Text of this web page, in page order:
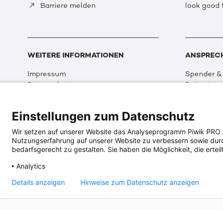
Barriere melden
look good
WEITERE INFORMATIONEN
Impressum
Datenschutz
Erklärung zur Barrierefreiheit
Spender
Event
Medizin &
DKMS
Einstellungen zum Datenschutz
Wir setzen auf unserer Website das Analyseprogramm Piwik
Nutzungserfahrung auf unserer Website zu verbessern sowie
bedarfsgerecht zu gestalten. Sie haben die Möglichkeit, die
Analytics
Details anzeigen Hinweise zum Datenschutz anzeigen